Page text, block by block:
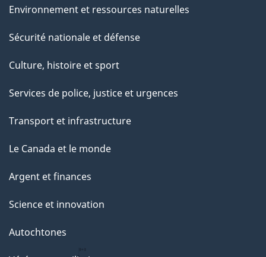
Environnement et ressources naturelles
Sécurité nationale et défense
Culture, histoire et sport
Services de police, justice et urgences
Transport et infrastructure
Le Canada et le monde
Argent et finances
Science et innovation
Autochtones